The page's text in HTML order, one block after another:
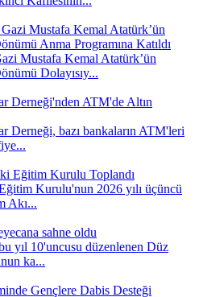
Mustafa Kemal Atatürk’ün
Anma Programına Katıldı
Mustafa Kemal Atatürk’ün
Dolayısıy...
Derneği'nden ATM'de Altın
Derneği, bazı bankaların ATM'leri
Eğitim Kurulu Toplandı
Kurulu'nun 2026 yılı üçüncü
Akı...
sahne oldu
yıl 10'uncusu düzenlenen Düz
ka...
Gençlere Dabis Desteği